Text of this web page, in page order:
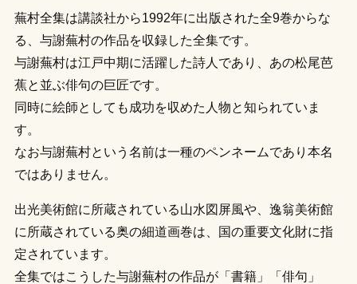
蕪村全集は講談社から1992年に出版された全9巻からな
る、与謝蕪村の作品を収録した全集です。
与謝蕪村は江戸中期に活躍した詩人であり、あの松尾芭
蕉と並ぶ俳句の巨匠です。
同時に絵師としても成功を収めた人物と知られていま
す。
なお与謝蕪村という名前は一種のペンネームであり本名
ではありません。
出光美術館に所蔵されている山水図屏風や、逸翁美術館
に所蔵されている奥の細道画巻は、国の重要文化財に指
定されています。
全集ではこうした与謝蕪村の作品が「書籍」「俳句」